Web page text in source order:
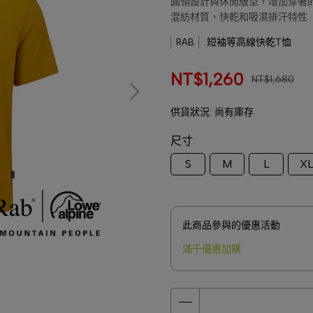
混紡材質，快乾和吸濕排汗特性
RAB 短袖等高線快乾T恤
NT$1,260 NT$1,680
供貨狀況: 尚有庫存
尺寸
S
M L XL
此商品參與的優惠活動
滿千優惠加購